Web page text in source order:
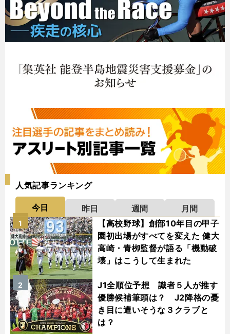
人気記事ランキング
今日 昨日 週間
月間
【高校野球】創部10年目の甲子
園初出場がすべてを変えた 健大
高崎・青栁監督が語る「機動破
壊」はこうして生まれた
1
J1全順位予想 識者５人が推す
優勝候補筆頭は？ J2降格の憂
き目に遭いそうな３クラブと
は？
2